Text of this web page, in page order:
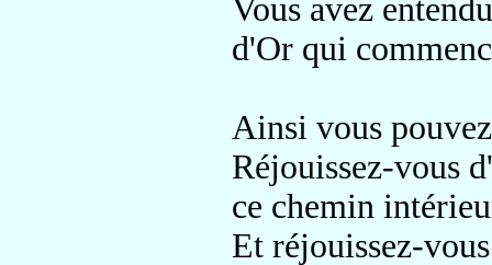
Vous avez
d'Or qui
Ainsi vous
Réjouissez-vous
ce chemin
Et réjouissez-